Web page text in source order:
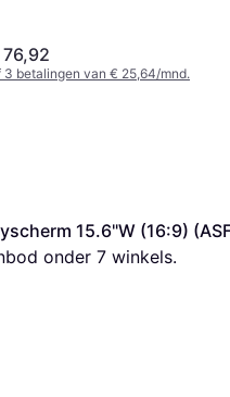
3 betalingen van € 25,64/mnd.
15.6"W (16:9)
onder 7 winkels.